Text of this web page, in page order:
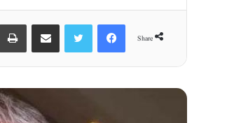
Share
Facebook
Twitter
Share via Email